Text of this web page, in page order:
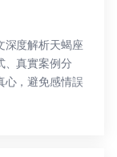
深度解析天蝎座
、真實案例分
心，避免感情誤